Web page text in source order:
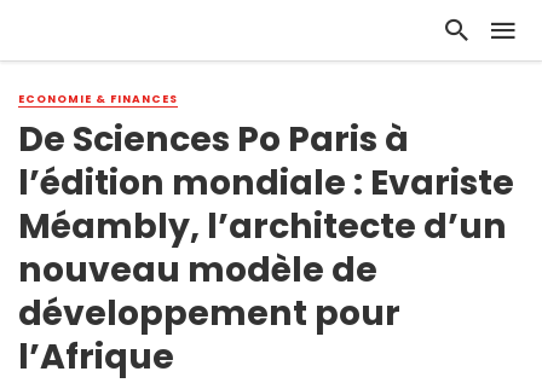
ECONOMIE & FINANCES
De Sciences Po Paris à
l’édition mondiale : Evariste
Méambly, l’architecte d’un
nouveau modèle de
développement pour
l’Afrique